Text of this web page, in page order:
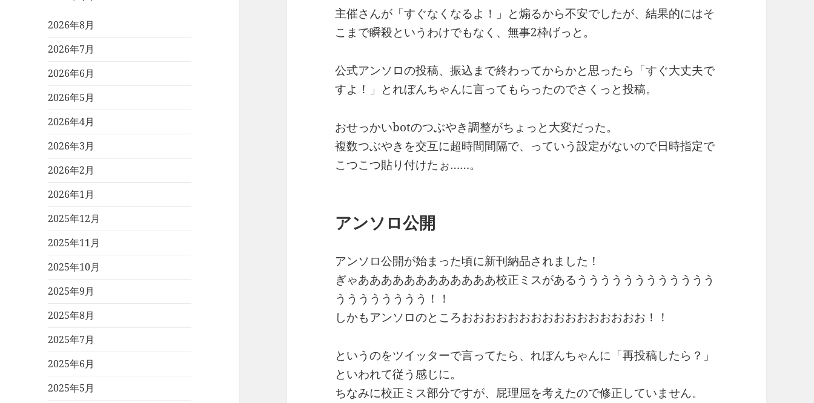
2026年8月
2026年7月
2026年6月
2026年5月
2026年4月
2026年3月
2026年2月
2026年1月
2025年12月
2025年11月
2025年10月
2025年9月
2025年8月
2025年7月
2025年6月
2025年5月
主催さんが「すぐなくなるよ！」と煽るから不安でしたが、結果的にはそ
こまで瞬殺というわけでもなく、無事2枠げっと。
公式アンソロの投稿、振込まで終わってからかと思ったら「すぐ大丈夫で
すよ！」とれぼんちゃんに言ってもらったのでさくっと投稿。
おせっかいbotのつぶやき調整がちょっと大変だった。
複数つぶやきを交互に超時間間隔で、っていう設定がないので日時指定で
こつこつ貼り付けたぉ……。
アンソロ公開
アンソロ公開が始まった頃に新刊納品されました！
ぎゃああああああああああああ校正ミスがあるうううううううううううう
うううううううう！！
しかもアンソロのところおおおおおおおおおおおおおおおお！！
というのをツイッターで言ってたら、れぼんちゃんに「再投稿したら？」
といわれて従う感じに。
ちなみに校正ミス部分ですが、屁理屈を考えたので修正していません。